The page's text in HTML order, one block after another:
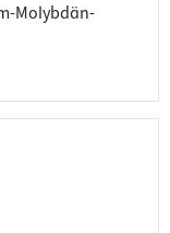
Molybdän-